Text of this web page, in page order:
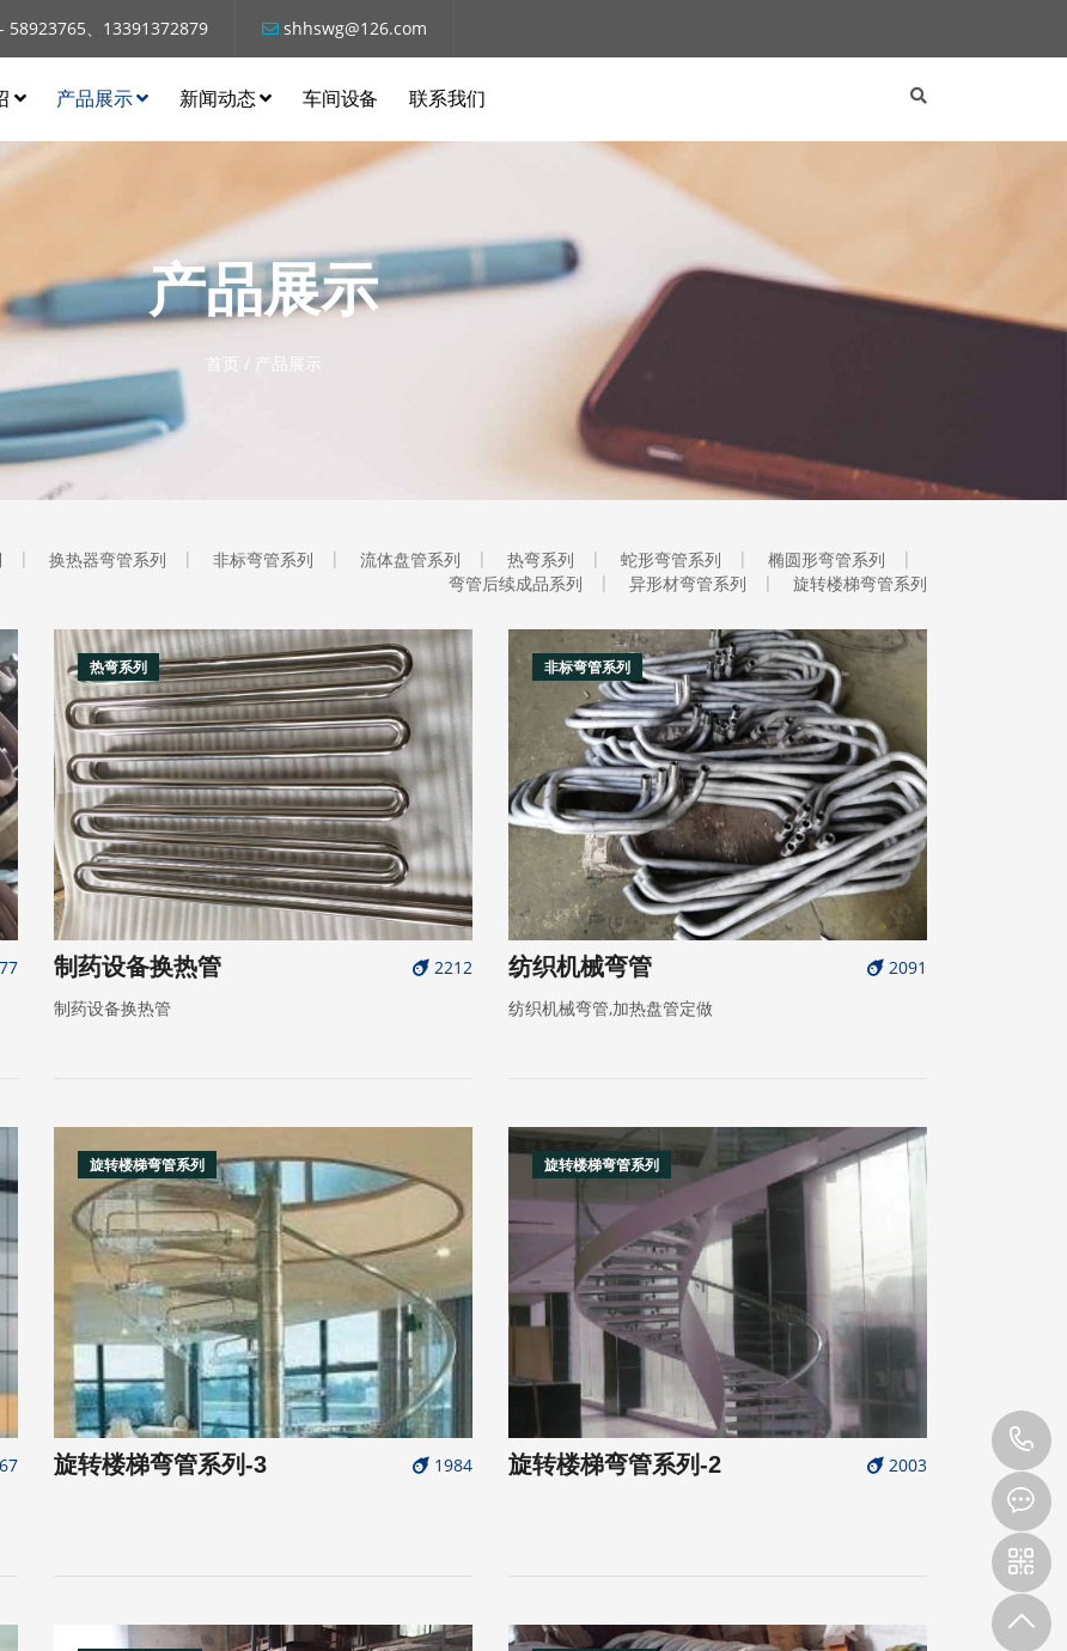
58923765、13391372879 shhswg@126.com
产品展示 新闻动态 车间设备 联系我们
产品展示
首页 / 产品展示
换热器弯管系列 非标弯管系列 流体盘管系列 热弯系列 蛇形弯管系列
椭圆形弯管系列
弯管后续成品系列
异形材弯管系列 旋转楼梯弯管系列
热弯系列
2212
制药设备换热管
制药设备换热管
非标弯管系列
2091
纺织机械弯管
纺织机械弯管,加热盘管定做
旋转楼梯弯管系列
1984
旋转楼梯弯管系列-3
旋转楼梯弯管系列
2003
旋转楼梯弯管系列-2